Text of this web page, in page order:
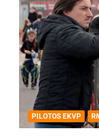
PILOTOS EKVP